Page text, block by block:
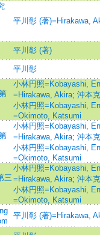
平川彰 (著)=Hirakawa,
平川彰 (著)
平川彰
小林円照=Kobayashi,
=Hirakawa, Akira; 沖本
小林円照=Kobayashi,
=Okimoto, Katsumi
小林円照=Kobayashi,
=Hirakawa, Akira; 沖本
小林円照=Kobayashi,
=Okimoto, Katsumi
三
小林円照=Kobayashi,
=Hirakawa, Akira; 沖本
小林円照=Kobayashi,
=Okimoto, Katsumi
平川彰 (著)=Hirakawa,